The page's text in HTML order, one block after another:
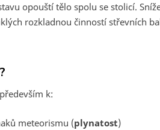
opouští tělo spolu se stolicí.
rozkladnou činností střevních
k:
meteorismu (plynatost)